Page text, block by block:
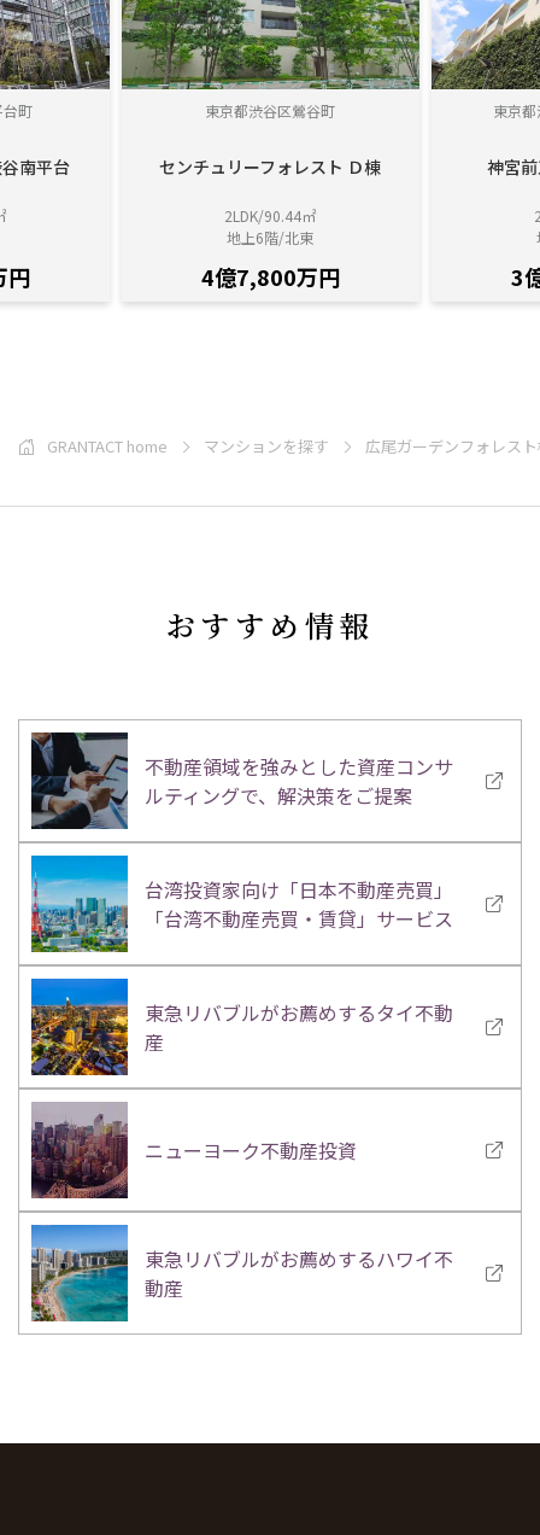
台町
南平台
円
東京都渋谷区鶯谷町
センチュリーフォレスト Ｄ棟
2LDK/90.44㎡
地上6階/北東
4億7,800万円
東京
神宮
3
GRANTACT home マンションを探す 広尾ガーデンフォレス
おすすめ情報
不動産領域を強みとした資産コンサ
ルティングで、解決策をご提案
台湾投資家向け「日本不動産売買」
「台湾不動産売買・賃貸」サービス
東急リバブルがお薦めするタイ不動
産
ニューヨーク不動産投資
東急リバブルがお薦めするハワイ不
動産